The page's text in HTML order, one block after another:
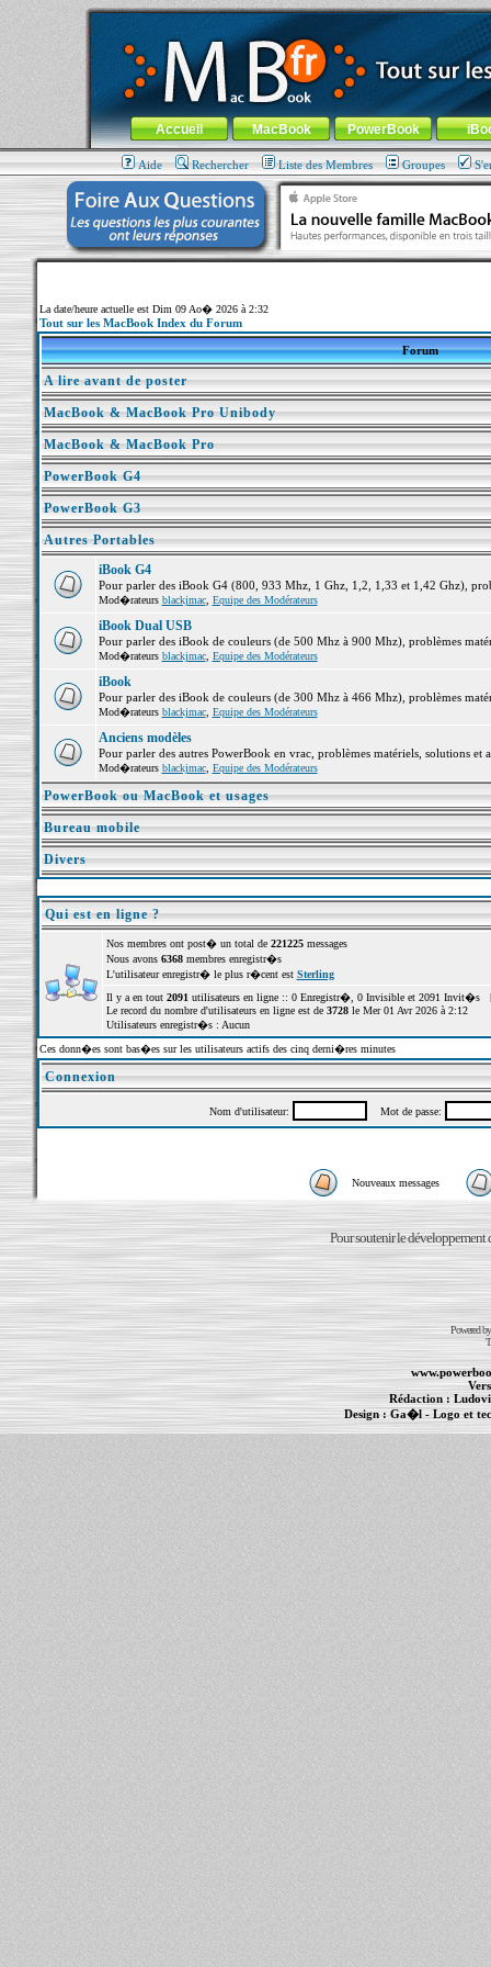
MacBook-fr.com : 100% Apple... 100% nomade !
Aller au contenu-Aller au menu général-Aller au menu de
Menu général
Accueil MacBook PowerBook
Aide Rechercher Liste des Membres Groupes
La date/heure actuelle est Dim 09 Ao� 2026 à 2:32
Tout sur les MacBook Index du Forum
Forum
A lire avant de poster
MacBook & MacBook Pro Unibody
MacBook & MacBook Pro
PowerBook G4
PowerBook G3
Autres Portables
iBook G4
Pour parler des iBook G4 (800, 933 Mhz, 1 Ghz, 1,2, 1,33 et 1,42 Ghz),
Mod�rateurs blackjmac, Equipe des Modérateurs
iBook Dual USB
Pour parler des iBook de couleurs (de 500 Mhz à 900 Mhz), problèmes
Mod�rateurs blackjmac, Equipe des Modérateurs
iBook
Pour parler des iBook de couleurs (de 300 Mhz à 466 Mhz), problèmes
Mod�rateurs blackjmac, Equipe des Modérateurs
Anciens modèles
Pour parler des autres PowerBook en vrac, problèmes matériels, solutions et
Mod�rateurs blackjmac, Equipe des Modérateurs
PowerBook ou MacBook et usages
Bureau mobile
Divers
Qui est en ligne ?
Nos membres ont post� un total de 221225messages
Nous avons 6368membres enregistr�s
L'utilisateur enregistr� le plus r�cent est Sterling
Il y a en tout 2091 utilisateurs en ligne :: 0 Enregistr�, 0 Invisible et 2091 Invit�s
Le record du nombre d'utilisateurs en ligne est de 3728le Mer 01 Avr 2026 à 2:12
Utilisateurs enregistr�s : Aucun
Ces donn�es sont bas�es sur les utilisateurs actifs des cinq derni�res minutes
Connexion
Nom d'utilisateur: Mot de passe:
Nouveaux messages
Pour soutenir le développement
Powered
Rédaction :
Design : Ga�l- Logo et